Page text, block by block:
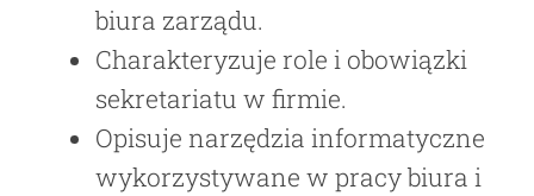
biura zarządu.
Charakteryzuje role i obowiązki
sekretariatu w firmie.
Opisuje narzędzia informatyczne
wykorzystywane w pracy biura i